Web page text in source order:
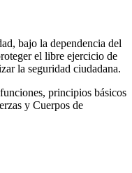
bajo la dependencia del
el libre ejercicio de
la seguridad ciudadana.
principios básicos
y Cuerpos de